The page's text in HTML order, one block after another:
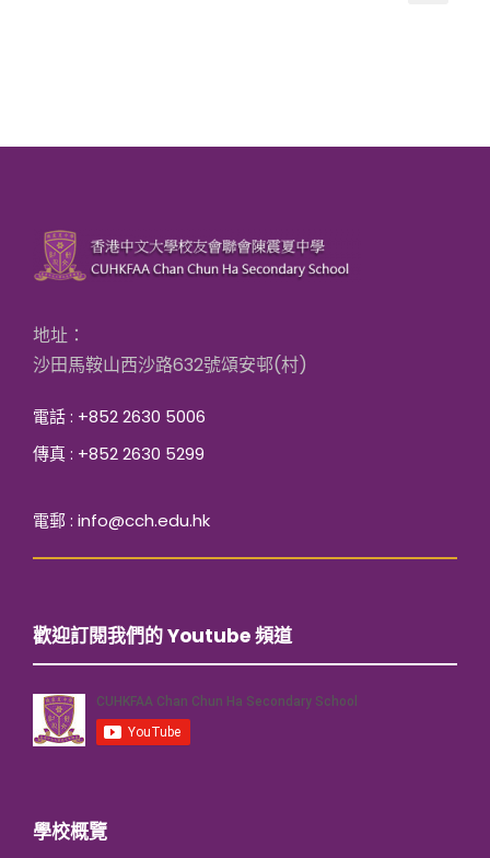
地址：
沙田馬鞍山西沙路632號頌安邨(村)
電話 : +852 2630 5006
傳真 : +852 2630 5299
電郵 : info@cch.edu.hk
歡迎訂閱我們的 Youtube 頻道
學校概覽